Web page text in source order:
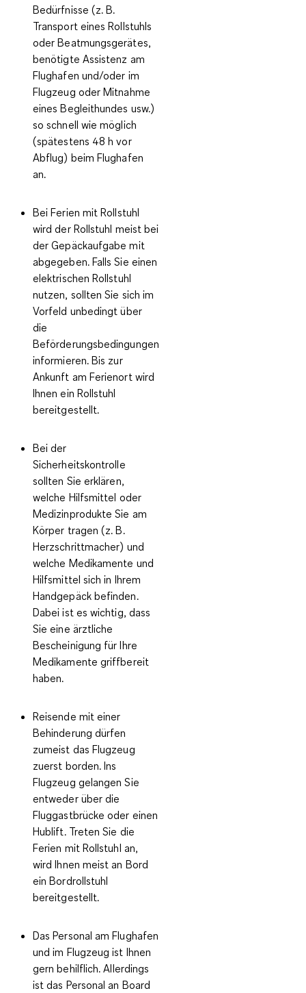
Bedürfnisse (z. B.
Transport eines Rollstuhls
oder Beatmungsgerätes,
benötigte Assistenz am
Flughafen und/oder im
Flugzeug oder Mitnahme
eines Begleithundes usw.)
so schnell wie möglich
(spätestens 48 h vor
Abflug) beim Flughafen
an.
Bei Ferien mit Rollstuhl
wird der Rollstuhl meist bei
der Gepäckaufgabe mit
abgegeben. Falls Sie einen
elektrischen Rollstuhl
nutzen, sollten Sie sich im
Vorfeld unbedingt über
die
Beförderungsbedingungen
informieren. Bis zur
Ankunft am Ferienort wird
Ihnen ein Rollstuhl
bereitgestellt.
Bei der
Sicherheitskontrolle
sollten Sie erklären,
welche Hilfsmittel oder
Medizinprodukte Sie am
Körper tragen (z. B.
Herzschrittmacher) und
welche Medikamente und
Hilfsmittel sich in Ihrem
Handgepäck befinden.
Dabei ist es wichtig, dass
Sie eine ärztliche
Bescheinigung für Ihre
Medikamente griffbereit
haben.
Reisende mit einer
Behinderung dürfen
zumeist das Flugzeug
zuerst borden. Ins
Flugzeug gelangen Sie
entweder über die
Fluggastbrücke oder einen
Hublift. Treten Sie die
Ferien mit Rollstuhl an,
wird Ihnen meist an Bord
ein Bordrollstuhl
bereitgestellt.
Das Personal am Flughafen
und im Flugzeug ist Ihnen
gern behilflich. Allerdings
ist das Personal an Board